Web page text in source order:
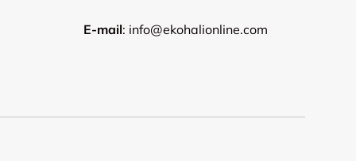
E-mail: info@ekohalionline.com